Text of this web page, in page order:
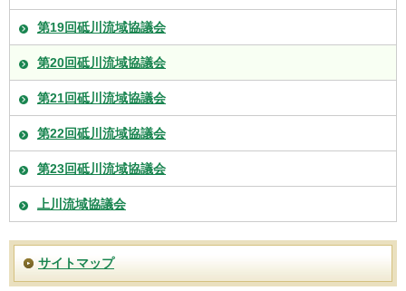
第19回砥川流域協議会
第20回砥川流域協議会
第21回砥川流域協議会
第22回砥川流域協議会
第23回砥川流域協議会
上川流域協議会
サイトマップ